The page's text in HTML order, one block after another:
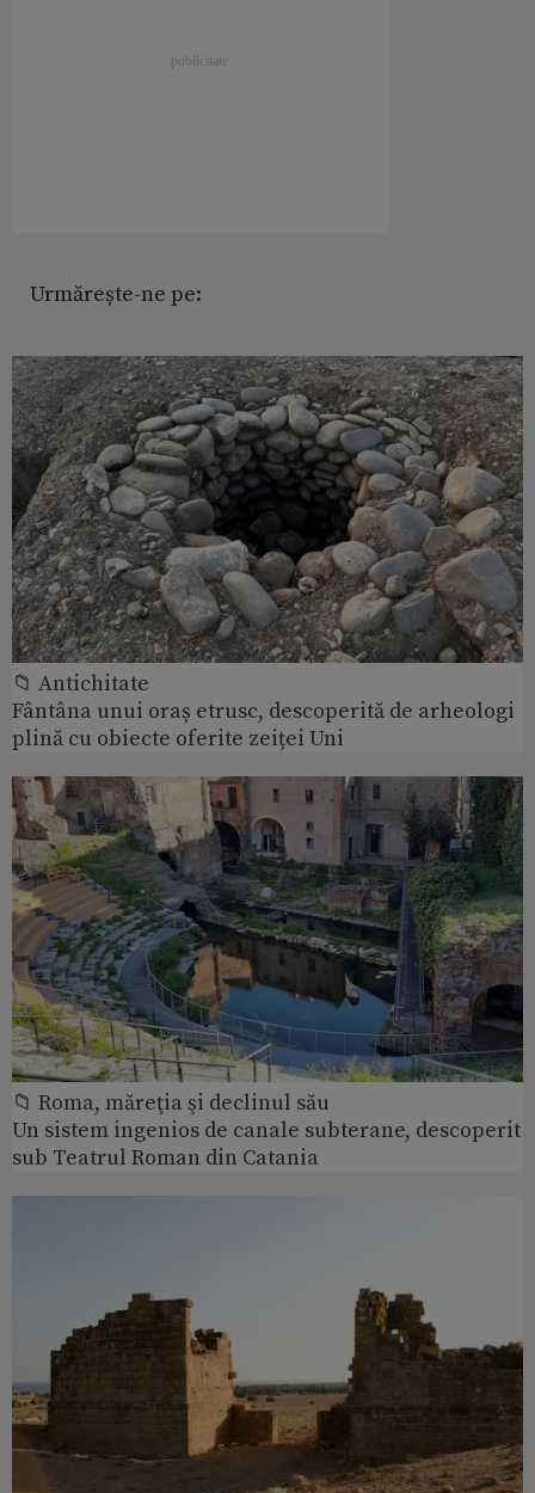
Urmărește-ne pe:
📁 Antichitate
Fântâna unui oraș etrusc, descoperită de arheologi
plină cu obiecte oferite zeiței Uni
📁 Roma, măreţia şi declinul său
Un sistem ingenios de canale subterane, descoperit
sub Teatrul Roman din Catania